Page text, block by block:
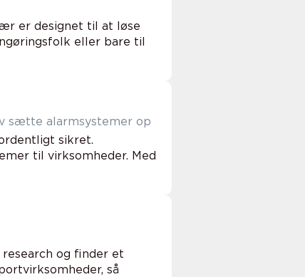
er designet til at løse
eller bare til
sætte alarmsystemer op
sikret.
til virksomheder. Med
og finder et
så